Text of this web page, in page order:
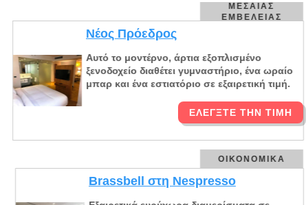
ΜΕΣΑΊΑΣ
ΕΜΒΈΛΕΙΑΣ
Νέος Πρόεδρος
Αυτό το μοντέρνο, άρτια εξοπλισμένο
ξενοδοχείο διαθέτει γυμναστήριο, ένα ωραίο
μπαρ και ένα εστιατόριο σε εξαιρετική τιμή.
ΕΛΈΓΞΤΕ ΤΗΝ ΤΙΜΉ
ΟΙΚΟΝΟΜΙΚΆ
Brassbell στη Nespresso